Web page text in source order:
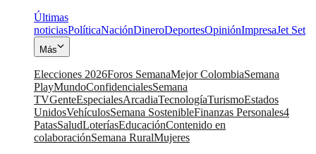
Últimas
noticiasPolíticaNaciónDineroDeportesOpiniónImpresaJet Set
Más
Elecciones 2026Foros SemanaMejor ColombiaSemana
PlayMundoConfidencialesSemana
TVGenteEspecialesArcadiaTecnologíaTurismoEstados
UnidosVehículosSemana SostenibleFinanzas Personales4
PatasSaludLoteríasEducaciónContenido en
colaboraciónSemana RuralMujeres